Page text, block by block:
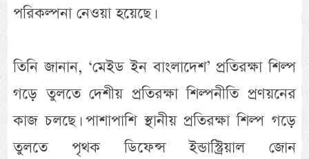
পরিকল্পনা নেওয়া হয়েছে।
তিনি জানান, ‘মেইড ইন বাংলাদেশ’ প্রতিরক্ষা শিল্প
গড়ে তুলতে দেশীয় প্রতিরক্ষা শিল্পনীতি প্রণয়নের
কাজ চলছে। পাশাপাশি স্থানীয় প্রতিরক্ষা শিল্প গড়ে
তুলতে পৃথক ডিফেন্স ইন্ডাস্ট্রিয়াল জোন